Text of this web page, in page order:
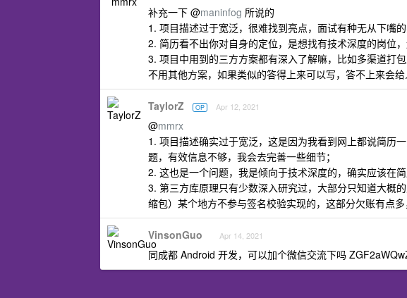
补充一下 @maninfog 所说的
1. 项目描述过于宽泛，很难找到亮点，面试有种无从下嘴
2. 简历看不出你对自身的定位，是想找有技术深度的岗位
3. 项目中用到的三方方案都有深入了解嘛，比如多渠道打
不用其他方案，如果类似的答得上来可以写，答不上来会
TaylorZ OP Apr 12, 2021
@mmrx
1. 项目描述确实过于宽泛，这是因为我看到网上都说简历
题，有效信息不够，我会去完善一些细节；
2. 这也是一个问题，我是倾向于技术深度的，确实应该在简
3. 第三方库原理只有少数深入研究过，大部分只知道大概
缩包）某个地方不参与签名校验实现的，这部分欠账有点
VinsonGuo Apr 14, 2021
同成都 Android 开发，可以加个微信交流下吗